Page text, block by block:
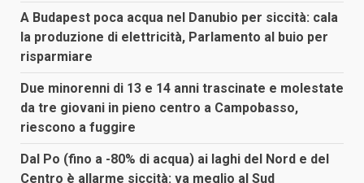
A Budapest poca acqua nel Danubio per siccità: cala
la produzione di elettricità, Parlamento al buio per
risparmiare
Due minorenni di 13 e 14 anni trascinate e molestate
da tre giovani in pieno centro a Campobasso,
riescono a fuggire
Dal Po (fino a -80% di acqua) ai laghi del Nord e del
Centro è allarme siccità: va meglio al Sud